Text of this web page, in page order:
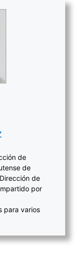
de
de
de
por
para varios